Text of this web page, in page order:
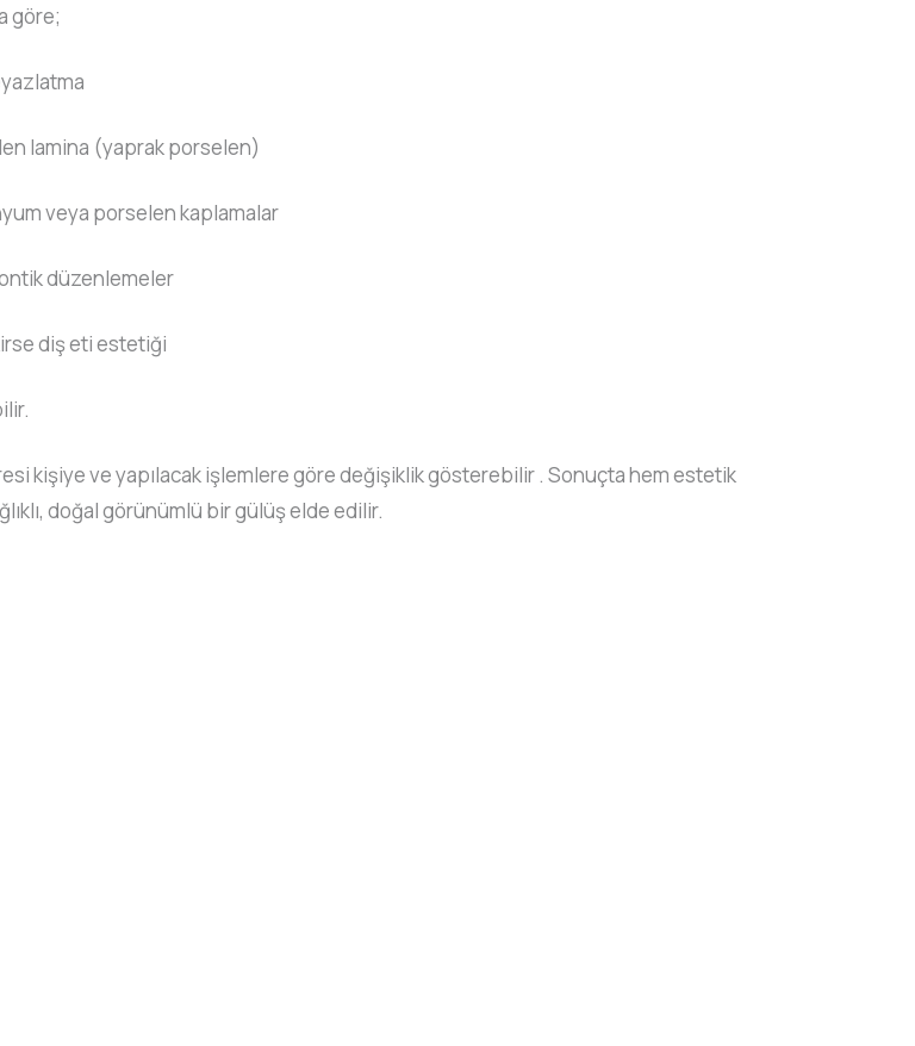
göre;
lamina (yaprak porselen)
veya porselen kaplamalar
düzenlemeler
diş eti estetiği
kişiye ve yapılacak işlemlere göre değişiklik gösterebilir . Sonuçta hem estetik
doğal görünümlü bir gülüş elde edilir.